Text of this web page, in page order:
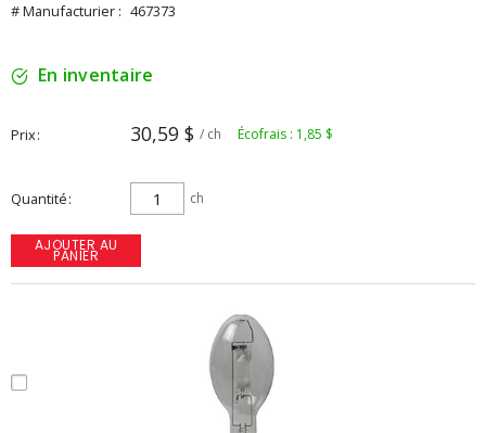
# Manufacturier : 467373
En inventaire
Prix 30,59 $ / ch Écofrais : 1,85 $
Quantité ch
AJOUTER AU
PANIER